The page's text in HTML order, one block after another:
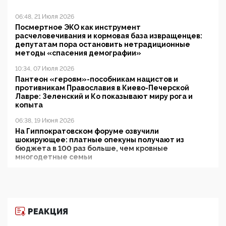
06:48, 21 Июля 2026
Посмертное ЭКО как инструмент
расчеловечивания и кормовая база извращенцев:
депутатам пора остановить нетрадиционные
методы «спасения демографии»
10:34, 07 Июля 2026
Пантеон «героям»-пособникам нацистов и
противникам Православия в Киево-Печерской
Лавре: Зеленский и Ко показывают миру рога и
копыта
06:38, 19 Июня 2026
На Гиппократовском форуме озвучили
шокирующее: платные опекуны получают из
бюджета в 100 раз больше, чем кровные
многодетные семьи
11:53, 09 Июня 2026
РЕАКЦИЯ